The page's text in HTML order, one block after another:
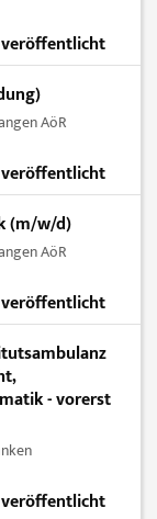
AöR
(m/w/d)
AöR
- vorerst